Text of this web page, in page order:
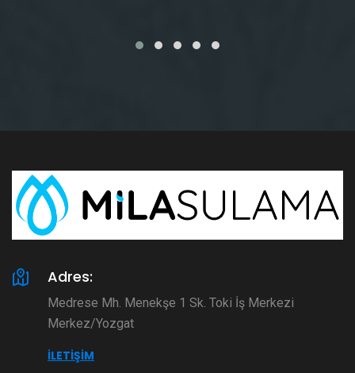
Adres:
Medrese Mh. Menekşe 1 Sk. Toki İş Merkezi
Merkez/Yozgat
İLETIŞIM